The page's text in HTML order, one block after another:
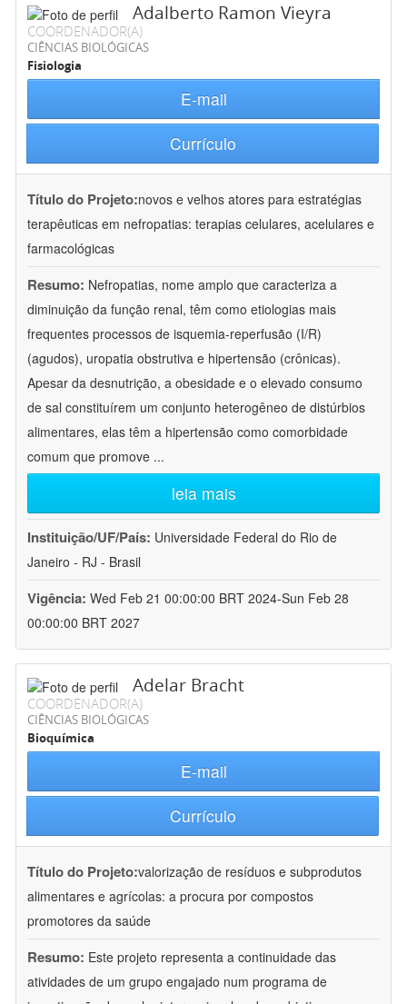
Adalberto Ramon Vieyra
COORDENADOR(A)
CIÊNCIAS BIOLÓGICAS
Fisiologia
E-mail
Currículo
Título do Projeto:novos e velhos atores para estratégias
terapêuticas em nefropatias: terapias celulares, acelulares e
farmacológicas
Resumo: Nefropatias, nome amplo que caracteriza a
diminuição da função renal, têm como etiologias mais
frequentes processos de isquemia-reperfusão (I/R)
(agudos), uropatia obstrutiva e hipertensão (crônicas).
Apesar da desnutrição, a obesidade e o elevado consumo
de sal constituírem um conjunto heterogêneo de distúrbios
alimentares, elas têm a hipertensão como comorbidade
comum que promove ...
leia mais
Instituição/UF/País: Universidade Federal do Rio de
Janeiro - RJ - Brasil
Vigência: Wed Feb 21 00:00:00 BRT 2024-Sun Feb 28
00:00:00 BRT 2027
Adelar Bracht
COORDENADOR(A)
CIÊNCIAS BIOLÓGICAS
Bioquímica
E-mail
Currículo
Título do Projeto:valorização de resíduos e subprodutos
alimentares e agrícolas: a procura por compostos
promotores da saúde
Resumo: Este projeto representa a continuidade das
atividades de um grupo engajado num programa de